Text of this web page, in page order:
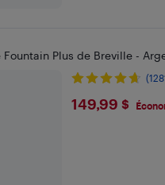
Plus de Breville -
$149.99
149,99 $